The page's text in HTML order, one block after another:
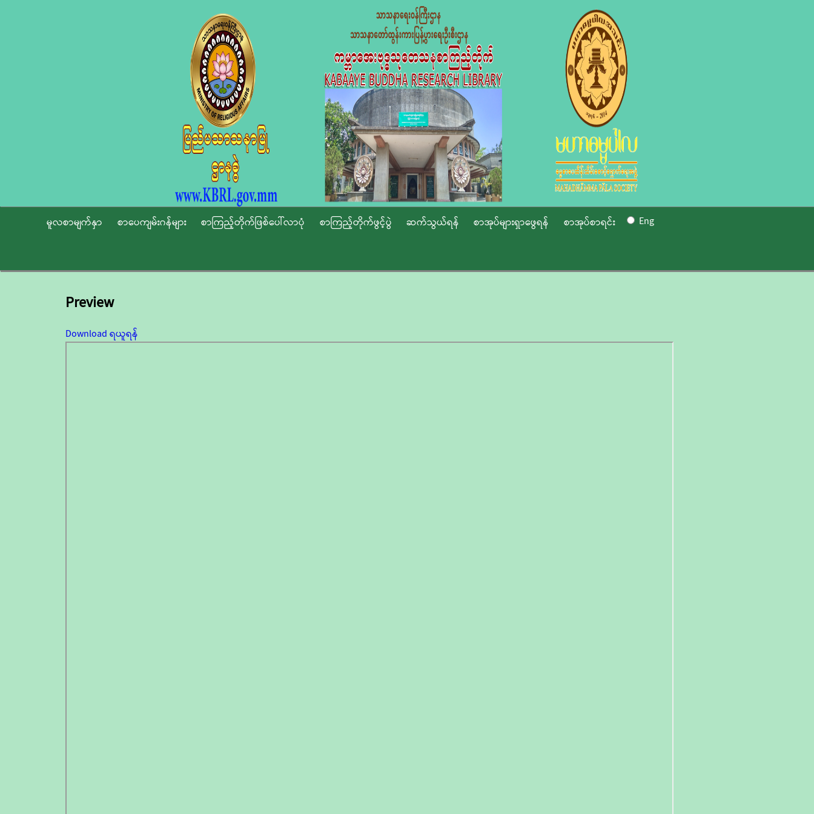
မူလစာမျက်နှာ စာပေကျမ်းဂန်များ စာကြည့်တိုက်ဖြစ်ပေါ်လာပုံ စာကြည့်တိုက်ဖွင့်ပွဲ ဆက်သွယ်ရန် စာအုပ်များရှာဖွေရန် စာအုပ်စာရင်း Eng
Preview
Download ရယူရန်